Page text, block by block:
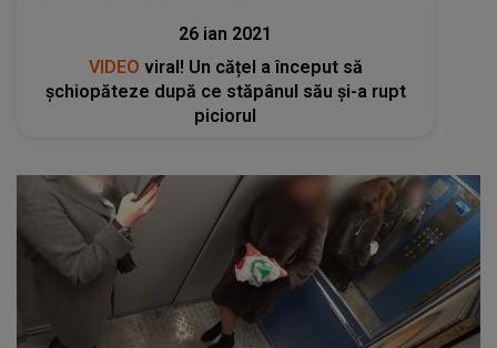
26 ian 2021
VIDEO viral! Un cățel a început să
șchiopăteze după ce stăpânul său și-a rupt
piciorul